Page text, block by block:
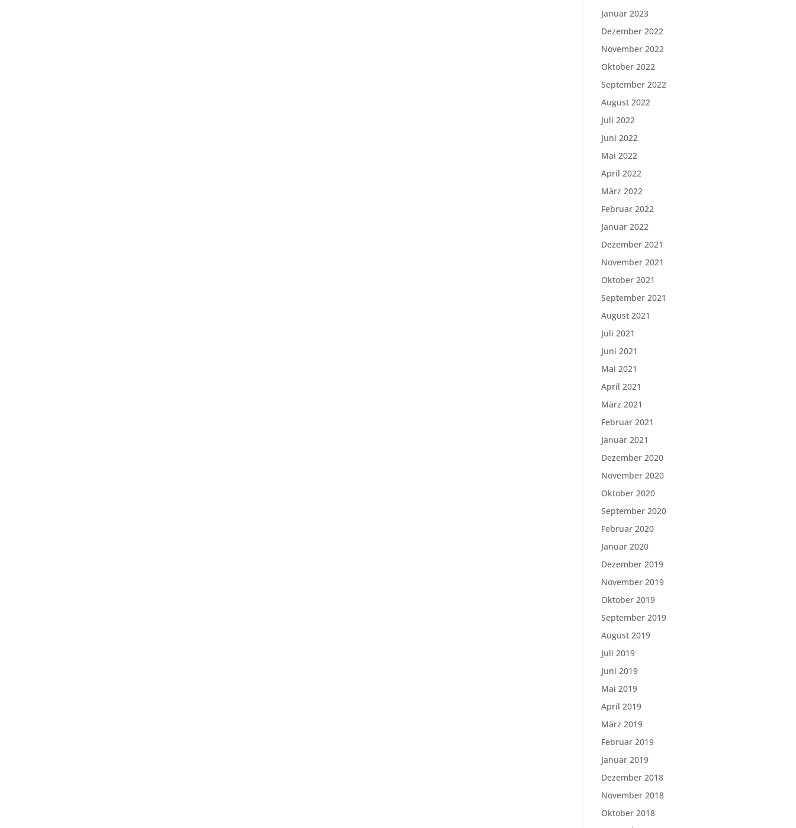
Januar 2023
Dezember 2022
November 2022
Oktober 2022
September 2022
August 2022
Juli 2022
Juni 2022
Mai 2022
April 2022
März 2022
Februar 2022
Januar 2022
Dezember 2021
November 2021
Oktober 2021
September 2021
August 2021
Juli 2021
Juni 2021
Mai 2021
April 2021
März 2021
Februar 2021
Januar 2021
Dezember 2020
November 2020
Oktober 2020
September 2020
Februar 2020
Januar 2020
Dezember 2019
November 2019
Oktober 2019
September 2019
August 2019
Juli 2019
Juni 2019
Mai 2019
April 2019
März 2019
Februar 2019
Januar 2019
Dezember 2018
November 2018
Oktober 2018